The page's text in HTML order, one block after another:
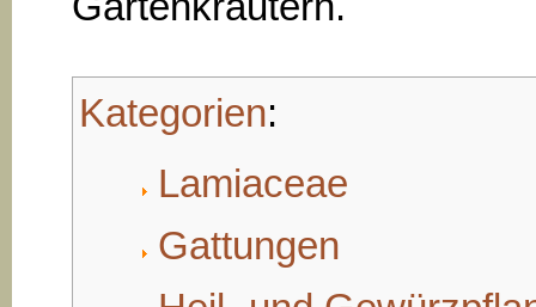
Kategorien:
Lamiaceae
Gattungen